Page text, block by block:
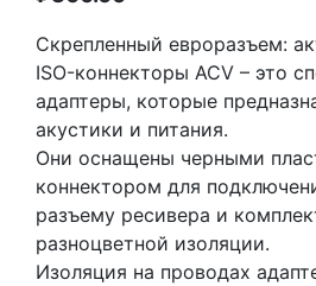
Скрепленный евроразъем:
ISO-коннекторы ACV – это
адаптеры, которые
акустики и питания.
Они оснащены черными
коннектором для
разъему ресивера и
разноцветной изоляции.
Изоляция на проводах